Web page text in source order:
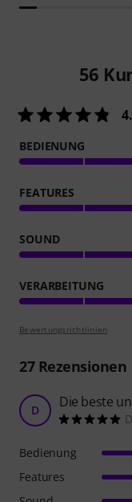
56
BEDIENUNG
FEATURES
SOUND
VERARBEITUNG
Bewertungsrichtlinien
27Rezensionen
D Die beste
Bedienung
Features